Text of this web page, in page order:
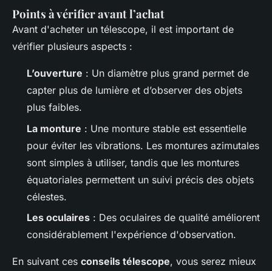
Points à vérifier avant l’achat
Avant d'acheter un télescope, il est important de
vérifier plusieurs aspects :
L’ouverture : Un diamètre plus grand permet de
capter plus de lumière et d’observer des objets
plus faibles.
La monture : Une monture stable est essentielle
pour éviter les vibrations. Les montures azimutales
sont simples à utiliser, tandis que les montures
équatoriales permettent un suivi précis des objets
célestes.
Les oculaires : Des oculaires de qualité améliorent
considérablement l'expérience d'observation.
En suivant ces conseils télescope, vous serez mieux